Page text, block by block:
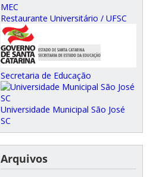
MEC
Restaurante Universitário / UFSC
Secretaria de Educação
Universidade Municipal São José
SC
Arquivos